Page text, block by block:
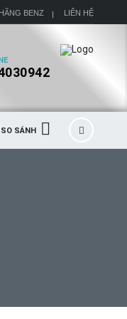
BENZ LIÊN HỆ
SO SÁNH